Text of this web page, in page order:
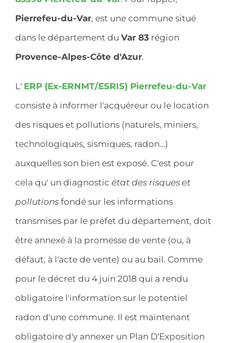
Pierrefeu-du-Var, est une commune situé
dans le département du Var 83 région
Provence-Alpes-Côte d'Azur.
L' ERP (Ex-ERNMT/ESRIS) Pierrefeu-du-Var
consiste à informer l'acquéreur ou le location
des risques et pollutions (naturels, miniers,
technologiques, sismiques, radon…)
auxquelles son bien est exposé. C'est pour
cela qu' un diagnostic état des risques et
pollutions fondé sur les informations
transmises par le préfet du département, doit
être annexé à la promesse de vente (ou, à
défaut, à l'acte de vente) ou au bail. Comme
pour le décret du 4 juin 2018 qui a rendu
obligatoire l'information sur le potentiel
radon d'une commune. Il est maintenant
obligatoire d'y annexer un Plan D'Exposition